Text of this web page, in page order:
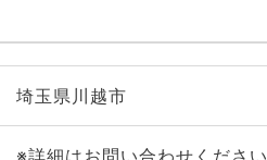
埼玉県川越市
※詳細はお問い合わせください